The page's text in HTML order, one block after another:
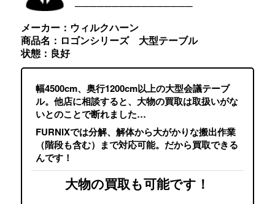
————————————————
メーカー：ウィルクハーン
商品名：ロゴンシリーズ 大型テーブル
状態：良好
幅4500cm、奥行1200cm以上の大型会議テーブ
ル。他店に相談すると、大物の買取は取扱いがな
いとのことで断れました…
FURNIXでは分解、解体から大がかりな搬出作業
（階段も含む）まで対応可能。だから買取できる
んです！
大物の買取も可能です！